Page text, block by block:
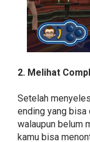
2. Melihat
Setelah
ending yang
walaupun belum
kamu bisa